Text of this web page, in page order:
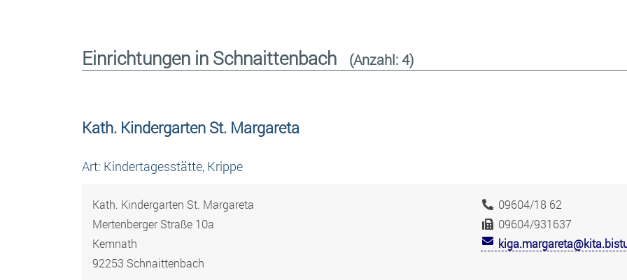
Einrichtungen in Schnaittenbach (Anzahl: 4)
Kath. Kindergarten St. Margareta
Art: Kindertagesstätte, Krippe
Kath. Kindergarten St. Margareta
Mertenberger Straße 10a
Kemnath
92253 Schnaittenbach
09604/18 62
09604/931637